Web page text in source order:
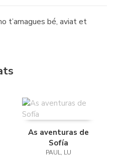
t’amagues bé, aviat et
As aventuras de
Sofía
PAUL, LU